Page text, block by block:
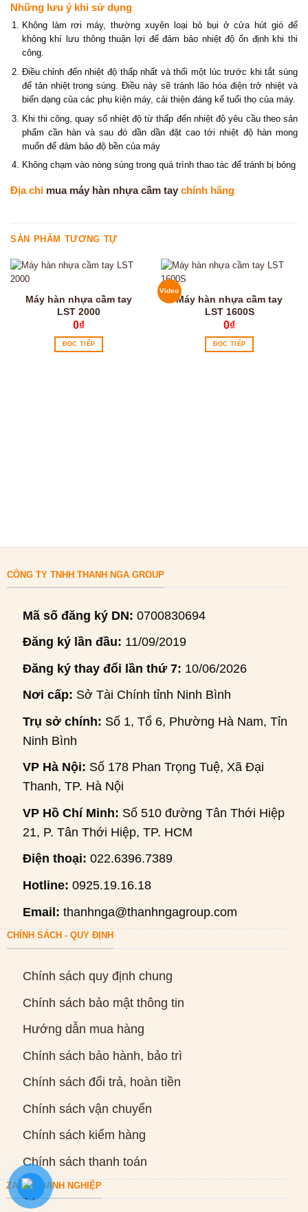
Những lưu ý khi sử dụng
Không làm rơi máy, thường xuyên loại bỏ bụi ở cửa hút gió để
không khí lưu thông thuận lợi để đảm bảo nhiệt độ ổn định khi thi
công.
Điều chỉnh đến nhiệt độ thấp nhất và thổi một lúc trước khi tắt súng
để tản nhiệt trong súng. Điều này sẽ tránh lão hóa điện trở nhiệt và
biến dạng của các phụ kiện máy, cải thiện đáng kể tuổi thọ của máy.
Khi thi công, quay số nhiệt độ từ thấp đến nhiệt độ yêu cầu theo sản
phẩm cần hàn và sau đó dần dần đặt cao tới nhiệt độ hàn mong
muốn để đảm bảo độ bền của máy
Không chạm vào nòng súng trong quá trình thao tác để tránh bị bỏng
Địa chỉ mua máy hàn nhựa cầm tay chính hãng
SẢN PHẨM TƯƠNG TỰ
Máy hàn nhựa cầm tay
LST 2000
0₫
ĐỌC TIẾP
Video
Máy hàn nhựa cầm tay
LST 1600S
0₫
ĐỌC TIẾP
CÔNG TY TNHH THANH NGA GROUP
Mã số đăng ký DN: 0700830694
Đăng ký lần đầu: 11/09/2019
Đăng ký thay đổi lần thứ 7: 10/06/2026
Nơi cấp: Sở Tài Chính tỉnh Ninh Bình
Trụ sở chính: Số 1, Tổ 6, Phường Hà Nam, Tỉnh
Ninh Bình
VP Hà Nội: Số 178 Phan Trọng Tuệ, Xã Đại
Thanh, TP. Hà Nội
VP Hồ Chí Minh: Số 510 đường Tân Thới Hiệp
21, P. Tân Thới Hiệp, TP. HCM
Điện thoại: 022.6396.7389
Hotline: 0925.19.16.18
Email: thanhnga@thanhngagroup.com
CHÍNH SÁCH - QUY ĐỊNH
Chính sách quy định chung
Chính sách bảo mật thông tin
Hướng dẫn mua hàng
Chính sách bảo hành, bảo trì
Chính sách đổi trả, hoàn tiền
Chính sách vận chuyển
Chính sách kiểm hàng
Chính sách thanh toán
ZALO DOANH NGHIỆP